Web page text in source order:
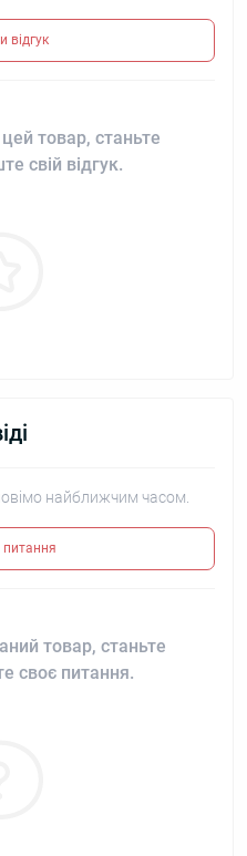
відгук
товар, станьте
свій відгук.
найближчим часом.
товар, станьте
своє питання.